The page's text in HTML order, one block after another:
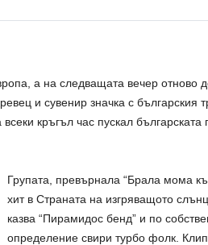
а на следващата вечер отново
и сувенир значка с българския
кръгъл час пускал българската
Групата, превърнала “Брала мома
хит в Страната на изгряващото
казва “Пира­мидос бенд” и по
определение свири турбо фолк.